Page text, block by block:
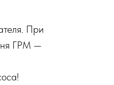
При
ГРМ —